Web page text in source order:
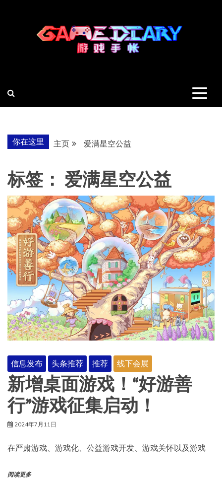
你在这里 主页 爱满星空公益
标签： 爱满星空公益
信息发布 头条推荐 推荐 线下会展
新增桌面游戏！“好游善
行”游戏征集启动！
2024年7月11日
在严肃游戏、游戏化、公益游戏开发、游戏关怀以及游戏
阅读更多